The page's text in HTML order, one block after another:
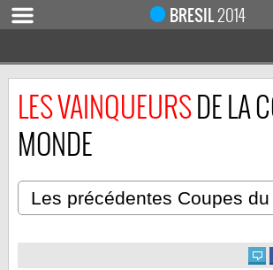
BRESIL2014
ACCUEIL
COUPE DU MONDE 2019
MONDIAL 2014
CALENDRIER / RÉSULTATS
QUARTS DE FINALE
LES VAINQUEURSDE LA
MONDE